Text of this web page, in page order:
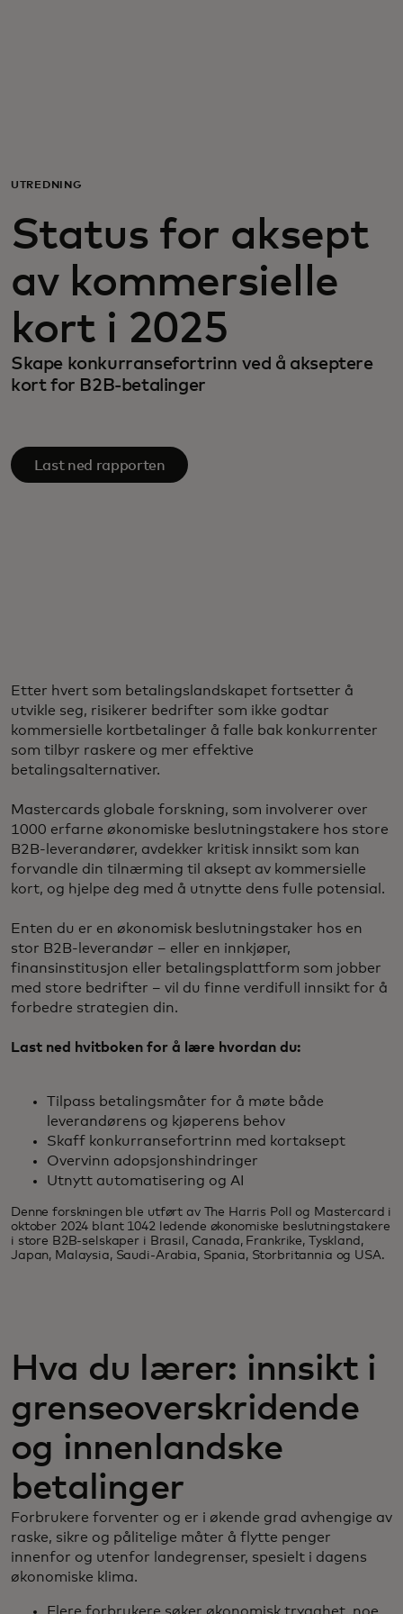
Nyheter og trender
UTREDNING
Status for aksept
av kommersielle
kort i 2025
Skape konkurransefortrinn ved å akseptere
kort for B2B-betalinger
Last ned rapporten
Etter hvert som betalingslandskapet fortsetter å
utvikle seg, risikerer bedrifter som ikke godtar
kommersielle kortbetalinger å falle bak konkurrenter
som tilbyr raskere og mer effektive
betalingsalternativer.
Mastercards globale forskning, som involverer over
1000 erfarne økonomiske beslutningstakere hos store
B2B-leverandører, avdekker kritisk innsikt som kan
forvandle din tilnærming til aksept av kommersielle
kort, og hjelpe deg med å utnytte dens fulle potensial.
Enten du er en økonomisk beslutningstaker hos en
stor B2B-leverandør – eller en innkjøper,
finansinstitusjon eller betalingsplattform som jobber
med store bedrifter – vil du finne verdifull innsikt for å
forbedre strategien din.
Last ned hvitboken for å lære hvordan du:
Tilpass betalingsmåter for å møte både
leverandørens og kjøperens behov
Skaff konkurransefortrinn med kortaksept
Overvinn adopsjonshindringer
Utnytt automatisering og AI
Denne forskningen ble utført av The Harris Poll og Mastercard i
oktober 2024 blant 1042 ledende økonomiske beslutningstakere
i store B2B-selskaper i Brasil, Canada, Frankrike, Tyskland,
Japan, Malaysia, Saudi-Arabia, Spania, Storbritannia og USA.
Hva du lærer: innsikt i
grenseoverskridende
og innenlandske
betalinger
Forbrukere forventer og er i økende grad avhengige av
raske, sikre og pålitelige måter å flytte penger
innenfor og utenfor landegrenser, spesielt i dagens
økonomiske klima.